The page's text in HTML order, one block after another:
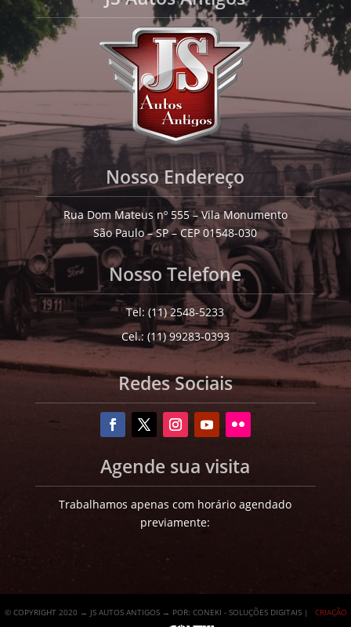
Nosso Endereço
Rua Dom Mateus nº 555 – Vila Monumento
São Paulo – SP – CEP 01548-030
Nosso Telefone
Tel: (11) 2548-5233
Cel.: (11) 99283-0393
Redes Sociais
Agende sua visita
Trabalhamos apenas com horário agendado
previamente:
© COPYRIGHT 2020 → JS AUTOS ANTIGOS → POR: CONEKI - SOLUÇÕES DIGITAIS |
CRIAÇÃO